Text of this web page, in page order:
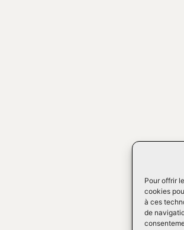
Pour offrir
cookies
à ces
de